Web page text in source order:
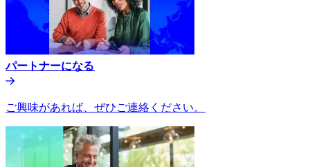
パートナーになる​​
ご興味があれば、ぜひご連絡ください。​​